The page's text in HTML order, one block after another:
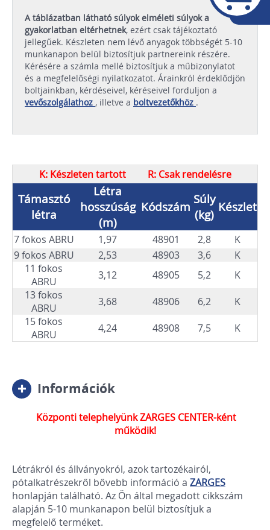
A táblázatban látható súlyok elméleti súlyok a
gyakorlatban eltérhetnek, ezért csak tájékoztató
jellegűek. Készleten nem lévő anyagok többségét 5-10
munkanapon belül biztosítjuk partnereink részére.
Kérésére a számla mellé biztosítjuk a műbizonylatot
és a megfelelőségi nyilatkozatot. Árainkról érdeklődjön
boltjainkban, kérdéseivel, kéréseivel forduljon a
vevőszolgálathoz , illetve a boltvezetőkhöz .
K: Készleten tartott R: Csak rendelésre
Támasztó
létra
Létra
hosszúság
(m)
Kódszám
Súly
(kg)
Készlet
7 fokos ABRU 1,97 48901 2,8
K
9 fokos ABRU
2,53 48903 3,6
K
11 fokos
ABRU
3,12 48905 5,2
K
13 fokos
ABRU
3,68 48906 6,2
K
15 fokos
ABRU
4,24 48908 7,5 K
Információk
Központi telephelyünk ZARGES CENTER-ként
működik!
Létrákról és állványokról, azok tartozékairól,
pótalkatrészekről bővebb információ a ZARGES
honlapján található. Az Ön által megadott cikkszám
alapján 5-10 munkanapon belül biztosítjuk a
megfelelő terméket.